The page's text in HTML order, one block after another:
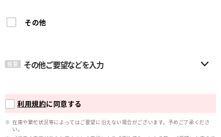
その他
任意 その他ご要望などを入力
利用規約に同意する
在庫や繁忙状況等によってはご要望に沿えない場合がございます。予めご了承くださ
い。